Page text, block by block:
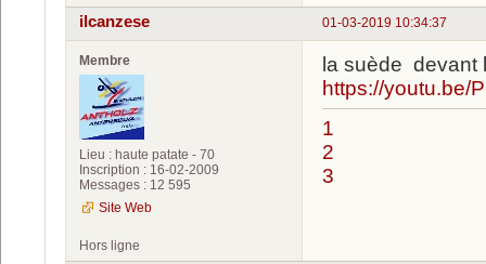
01-03-2019 10:34:37
ilcanzese
Membre
Lieu : haute patate - 70
Inscription : 16-02-2009
Messages : 12 595
Site Web
la suède devant
https://youtu.be/
1
2
3
Hors ligne